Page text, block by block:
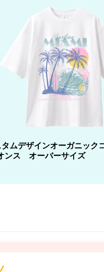
タムデザインオーガニック
ンス オーバーサイズ